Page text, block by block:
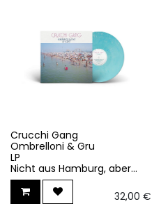
Crucchi Gang
Ombrelloni & Gru
LP
Nicht aus Hamburg, aber...
32,00 €